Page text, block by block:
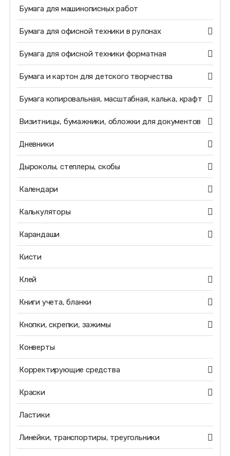
Бумага для машинописных работ
Бумага для офисной техники в рулонах
Бумага для офисной техники форматная
Бумага и картон для детского творчества
Бумага копировальная, масштабная, калька, крафт
Визитницы, бумажники, обложки для документов
Дневники
Дыроколы, степлеры, скобы
Календари
Калькуляторы
Карандаши
Кисти
Клей
Книги учета, бланки
Кнопки, скрепки, зажимы
Конверты
Корректирующие средства
Краски
Ластики
Линейки, транспортиры, треугольники